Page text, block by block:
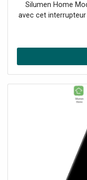
Silumen Home
avec cet
fonctionnel, il
d’un simple
smartphone grâce
pour un intérieur
Compatibilité
Smart Life
par interrupteur
conso) Courant
0,5W Tension /
Température
Dimensions :
Encastrable,